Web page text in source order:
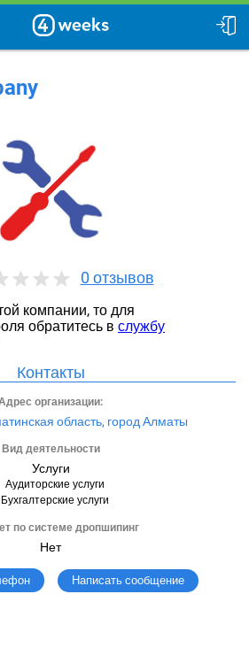
0 отзывов
компании, то для
обратитесь в службу
Контакты
организации:
область, город Алматы
Вид деятельности
Услуги
Аудиторские услуги
Бухгалтерские услуги
по системе дропшипинг
Нет
Написать сообщение